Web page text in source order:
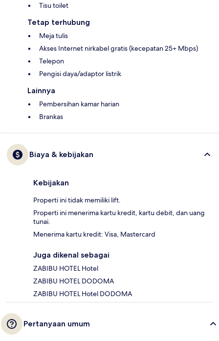
Tisu toilet
Tetap terhubung
Meja tulis
Akses Internet nirkabel gratis (kecepatan 25+ Mbps)
Telepon
Pengisi daya/adaptor listrik
Lainnya
Pembersihan kamar harian
Brankas
Biaya & kebijakan
Kebijakan
Properti ini tidak memiliki lift.
Properti ini menerima kartu kredit, kartu debit, dan uang
tunai.
Menerima kartu kredit: Visa, Mastercard
Juga dikenal sebagai
ZABIBU HOTEL Hotel
ZABIBU HOTEL DODOMA
ZABIBU HOTEL Hotel DODOMA
Pertanyaan umum